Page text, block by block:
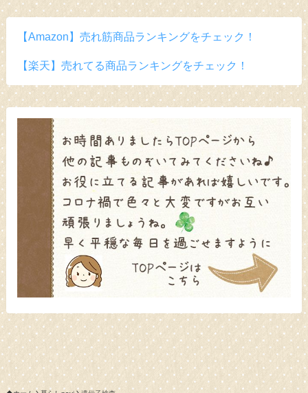
【Amazon】売れ筋商品ランキングをチェック！
【楽天】売れてる商品ランキングをチェック！